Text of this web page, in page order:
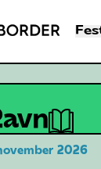
3
Programma Olga
2026